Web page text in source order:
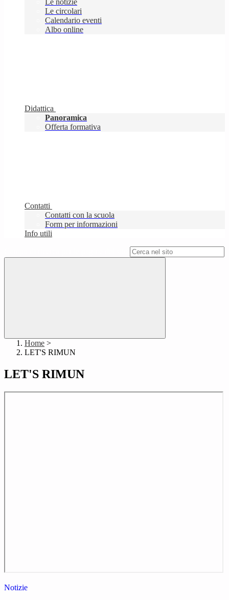
Le notizie
Le circolari
Calendario eventi
Albo online
Didattica
Panoramica
Offerta formativa
Contatti
Contatti con la scuola
Form per informazioni
Info utili
Home >
LET'S RIMUN
LET'S RIMUN
Notizie